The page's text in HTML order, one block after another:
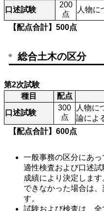
口述試験
200
点
人物に
【配点合計】500点
総合土木の区分
第2次試験
種目
配点
口述試験
300
点
人物に
論によ
【配点合計】600点
一般事務の区分にあ
適性検査および口述
成績により決定しま
できなかった場合は
す。
試験および検査は、全